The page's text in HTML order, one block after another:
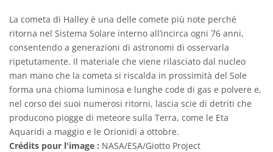
La cometa di Halley è una delle comete più note perché
ritorna nel Sistema Solare interno all’incirca ogni 76 anni,
consentendo a generazioni di astronomi di osservarla
ripetutamente. Il materiale che viene rilasciato dal nucleo
man mano che la cometa si riscalda in prossimità del Sole
forma una chioma luminosa e lunghe code di gas e polvere e,
nel corso dei suoi numerosi ritorni, lascia scie di detriti che
producono piogge di meteore sulla Terra, come le Eta
Aquaridi a maggio e le Orionidi a ottobre.
Crédits pour l'image : NASA/ESA/Giotto Project